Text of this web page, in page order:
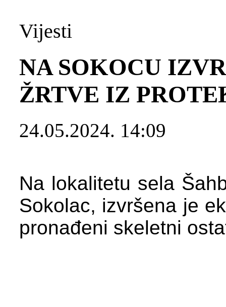
Vijesti
NA SOKOCU
ŽRTVE IZ
24.05.2024. 14:09
Na lokalitetu sela
Sokolac, izvršena je
pronađeni skeletni